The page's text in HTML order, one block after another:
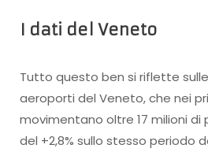
I dati del Veneto
Tutto questo ben si riflette
aeroporti del Veneto, che nei
movimentano oltre 17 milioni di
del +2,8% sullo stesso periodo